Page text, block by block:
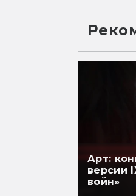
Арт:
версии
войн»